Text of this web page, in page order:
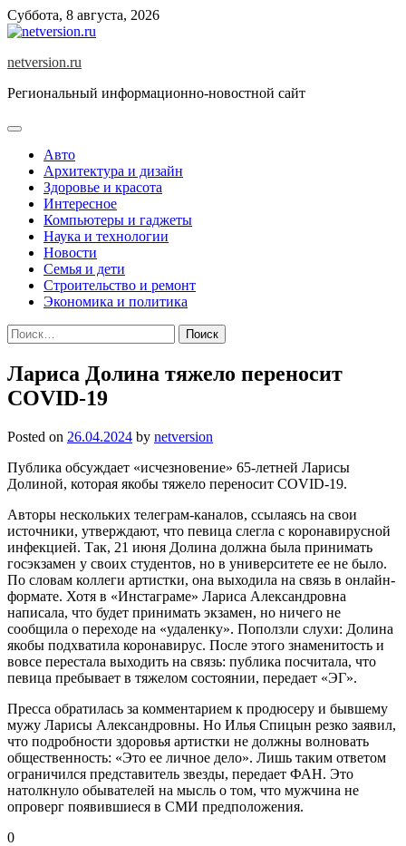
Skip
to
Суббота, 8 августа, 2026
netversion.ru
Региональный информационно-новостной сайт
Авто
Архитектура и дизайн
Здоровье и красота
Интересное
Компьютеры и гаджеты
Наука и технологии
Новости
Семья и дети
Строительство и ремонт
Экономика и политика
Найти:
Лариса Долина тяжело переносит
COVID-19
Posted on 26.04.2024 by netversion
Публика обсуждает «исчезновение» 65-летней Ларисы
Долиной, которая якобы тяжело переносит COVID-19.
Авторы нескольких телеграм-каналов, ссылаясь на свои
источники, утверждают, что певица слегла с коронавирусной
инфекцией. Так, 21 июня Долина должна была принимать
госэкзамен у своих студентов, но в университете ее не было.
По словам коллеги артистки, она выходила на связь в онлайн-
формате. Хотя в «Инстаграме» Лариса Александровна
написала, что будет принимать экзамен, но ничего не
сообщила о переходе на «удаленку». Поползли слухи: Долина
якобы подхватила коронавирус. После этого знаменитость и
вовсе перестала выходить на связь: публика посчитала, что
певица пребывает в тяжелом состоянии, передает «ЭГ».
Пресса обратилась за комментарием к продюсеру и бывшему
мужу Ларисы Александровны. Но Илья Спицын резко заявил,
что подробности здоровья артистки не должны волновать
общественность: «Это ее личное дело». Лишь таким ответом
ограничился представитель звезды, передает ФАН. Это
натолкнуло обывателей на мысль о том, что мужчина не
опроверг появившиеся в СМИ предположения.
0